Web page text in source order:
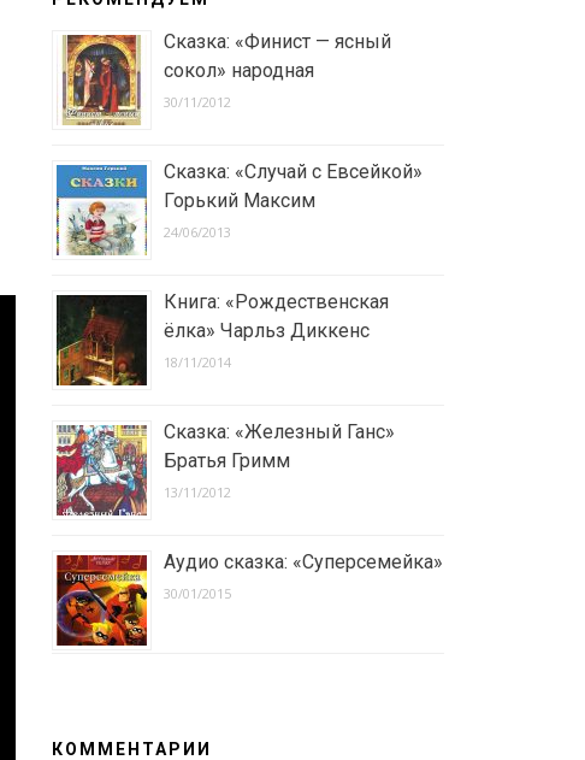
Сказка: «Финист — ясный
сокол» народная
30/11/2012
Сказка: «Случай с Евсейкой»
Горький Максим
24/06/2013
Книга: «Рождественская
ёлка» Чарльз Диккенс
18/11/2014
Сказка: «Железный Ганс»
Братья Гримм
13/11/2012
Аудио сказка: «Суперсемейка»
30/01/2015
КОММЕНТАРИИ